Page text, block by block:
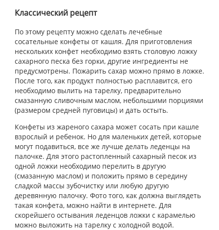
Классический рецепт
По этому рецепту можно сделать лечебные
сосательные конфеты от кашля. Для приготовления
нескольких конфет необходимо взять столовую ложку
сахарного песка без горки, другие ингредиенты не
предусмотрены. Пожарить сахар можно прямо в ложке.
После того, как продукт полностью расплавится, его
необходимо вылить на тарелку, предварительно
смазанную сливочным маслом, небольшими порциями
(размером средней пуговицы) и дать остыть.
Конфеты из жареного сахара может сосать при кашле
взрослый и ребенок. Но для маленьких детей, которые
могут подавиться, все же лучше делать леденцы на
палочке. Для этого растопленный сахарный песок из
одной ложки необходимо перелить в другую
(смазанную маслом) и положить прямо в середину
сладкой массы зубочистку или любую другую
деревянную палочку. Фото того, как должна выглядеть
такая конфета, можно найти в интернете. Для
скорейшего остывания леденцов ложки с карамелью
можно выложить на тарелку с холодной водой.